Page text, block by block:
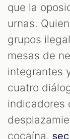
que la
urnas.
grupos
mesas de
integrantes
cuatro
indicadores
cocaína,